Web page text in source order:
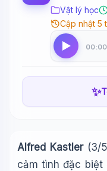
Vật lý học
Cập nhật 5
00:00
✨
Alfred Kastler(3/
cảm tình đặc biệt